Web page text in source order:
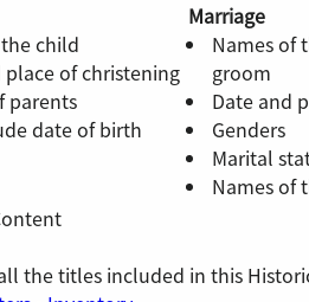
child
place of christening
parents
date of birth
Marriage
Names of
groom
Date and
Genders
Marital
Names of
the titles included in this